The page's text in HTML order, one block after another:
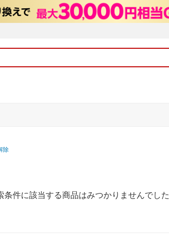
除
条件に該当する商品はみつかりませんでした